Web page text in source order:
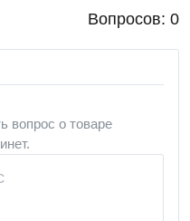
Вопросов: 0
вопрос о товаре